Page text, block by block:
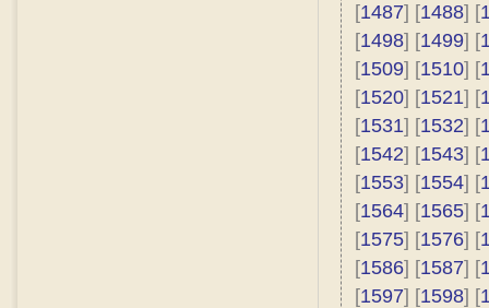
[1487] [1488] [
[1498] [1499] [
[1509] [1510] [
[1520] [1521] [
[1531] [1532] [
[1542] [1543] [
[1553] [1554] [
[1564] [1565] [
[1575] [1576] [
[1586] [1587] [
[1597] [1598] [